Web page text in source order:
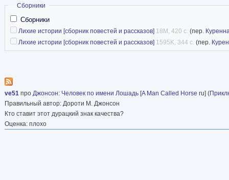
Скрыть
Сборники
Сборники
Лихие истории [сборник повестей и рассказов] 18M, 420 с. (пер.
Лихие истории [сборник повестей и рассказов] 1595K, 344 с. (пер.
ve51 про Джонсон: Человек по имени Лошадь [A Man Called Horse ru] (
Правильный автор: Дороти М. Джонсон
Кто ставит этот дурацкий знак качества?
Оценка: плохо